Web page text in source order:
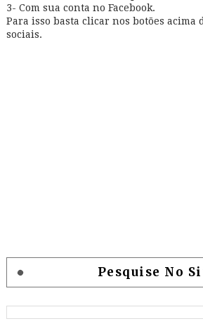
3- Com sua conta no Facebook.
Para isso basta clicar nos botões acima
sociais.
Pesquise No